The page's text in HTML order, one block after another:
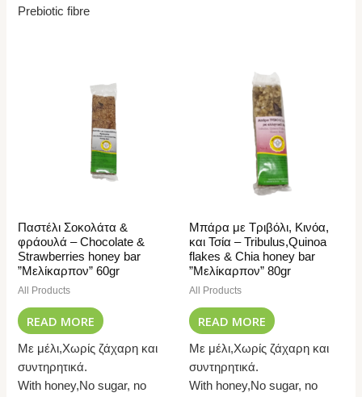
Prebiotic fibre
Παστέλι Σοκολάτα &
φράουλά – Chocolate &
Strawberries honey bar
”Μελίκαρπον” 60gr
All Products
READ MORE
Με μέλι,Χωρίς ζάχαρη και
συντηρητικά.
With honey,No sugar, no
Μπάρα με Τριβόλι, Κινόα,
και Τσία – Tribulus,Quinoa
flakes & Chia honey bar
”Μελίκαρπον” 80gr
All Products
READ MORE
Με μέλι,Χωρίς ζάχαρη και
συντηρητικά.
With honey,No sugar, no